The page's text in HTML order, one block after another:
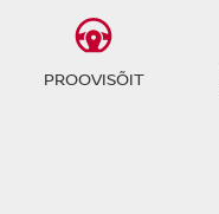
PROOVISÕIT